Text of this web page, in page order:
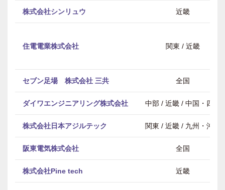
株式会社シンリュウ 近畿
住電電業株式会社 関東 / 近畿
セブン足場 株式会社 三共 全国
ダイワエンジニアリング株式会社 中部 / 近畿 / 中国・四国
株式会社日本アジルテック 関東 / 近畿 / 九州・沖縄
阪東電気株式会社 全国
株式会社Pine tech 近畿